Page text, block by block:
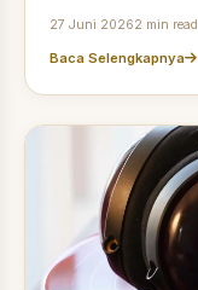
27 Juni 20262 min read
Baca Selengkapnya